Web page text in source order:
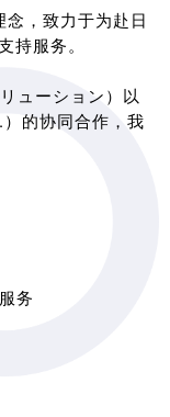
，致力于为赴日
持服务。
ューション）以
的协同合作，我
务